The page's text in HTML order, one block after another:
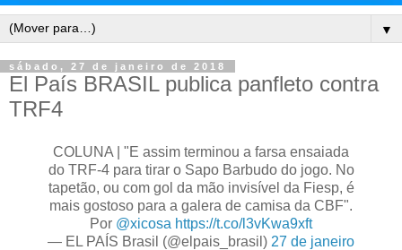
▼
sábado, 27 de janeiro de 2018
El País BRASIL publica panfleto contra
TRF4
COLUNA | "E assim terminou a farsa ensaiada
do TRF-4 para tirar o Sapo Barbudo do jogo. No
tapetão, ou com gol da mão invisível da Fiesp, é
mais gostoso para a galera de camisa da CBF".
Por @xicosa https://t.co/l3vKwa9xft
— EL PAÍS Brasil (@elpais_brasil) 27 de janeiro